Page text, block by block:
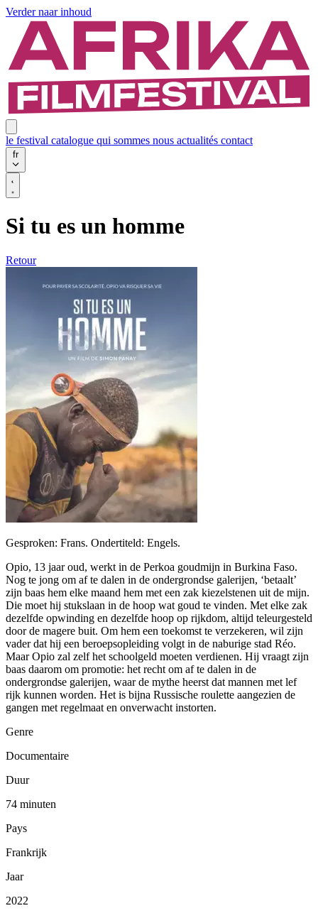
Verder naar inhoud
le festival catalogue qui sommes nous actualités contact
fr
Si tu es un homme
Retour
Gesproken: Frans. Ondertiteld: Engels.
Opio, 13 jaar oud, werkt in de Perkoa goudmijn in Burkina Faso.
Nog te jong om af te dalen in de ondergrondse galerijen, ‘betaalt’
zijn baas hem elke maand hem met een zak kiezelstenen uit de mijn.
Die moet hij stukslaan in de hoop wat goud te vinden. Met elke zak
dezelfde opwinding en dezelfde hoop op rijkdom, altijd teleurgesteld
door de magere buit. Om hem een toekomst te verzekeren, wil zijn
vader dat hij een beroepsopleiding volgt in de naburige stad Réo.
Maar Opio zal zelf het schoolgeld moeten verdienen. Hij vraagt zijn
baas daarom om promotie: het recht om af te dalen in de
ondergrondse galerijen, waar de mythe heerst dat mannen met lef
rijk kunnen worden. Het is bijna Russische roulette aangezien de
gangen met regelmaat en onverwacht instorten.
Genre
Documentaire
Duur
74 minuten
Pays
Frankrijk
Jaar
2022